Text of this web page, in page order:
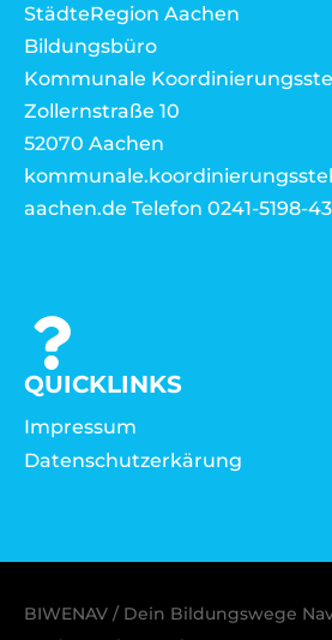
StädteRegion Aachen
Bildungsbüro
Kommunale
Zollernstraße 10
52070 Aachen
aachen.de Telefon 0241-5198-
QUICKLINKS
Impressum
Datenschutzerkärung
BIWENAV / Dein Bildungswege